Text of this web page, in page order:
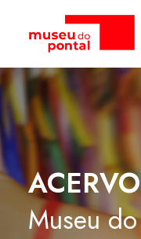
ACERVO
Museu do